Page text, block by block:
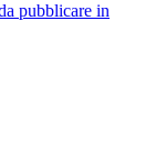
pubblicare in